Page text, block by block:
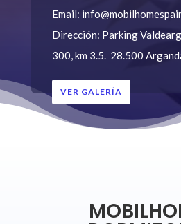
Email:
Dirección: Parking
300, km 3.5. 28.500
VER GALERÍA